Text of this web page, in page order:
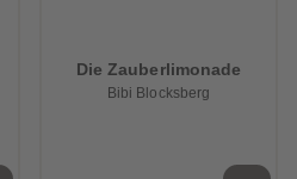
Die Zauberlimonade
Bibi Blocksberg